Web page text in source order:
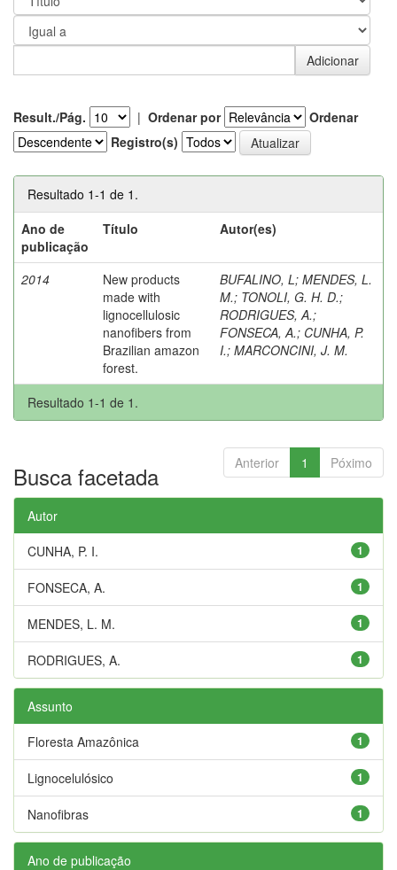
Result./Pág. | Ordenar por
Ordenar
Registro(s)
Resultado 1-1 de 1.
Ano de
publicação
Título Autor(es)
2014
New products
made with
lignocellulosic
nanofibers from
Brazilian amazon
forest.
BUFALINO, L; MENDES, L.
M.; TONOLI, G. H. D.;
RODRIGUES, A.;
FONSECA, A.; CUNHA, P.
I.; MARCONCINI, J. M.
Resultado 1-1 de 1.
Anterior 1 Póximo
Busca facetada
Autor
1
CUNHA, P. I.
1
FONSECA, A.
1
MENDES, L. M.
1
RODRIGUES, A.
Assunto
1
Floresta Amazônica
1
Lignocelulósico
1
Nanofibras
Ano de publicação